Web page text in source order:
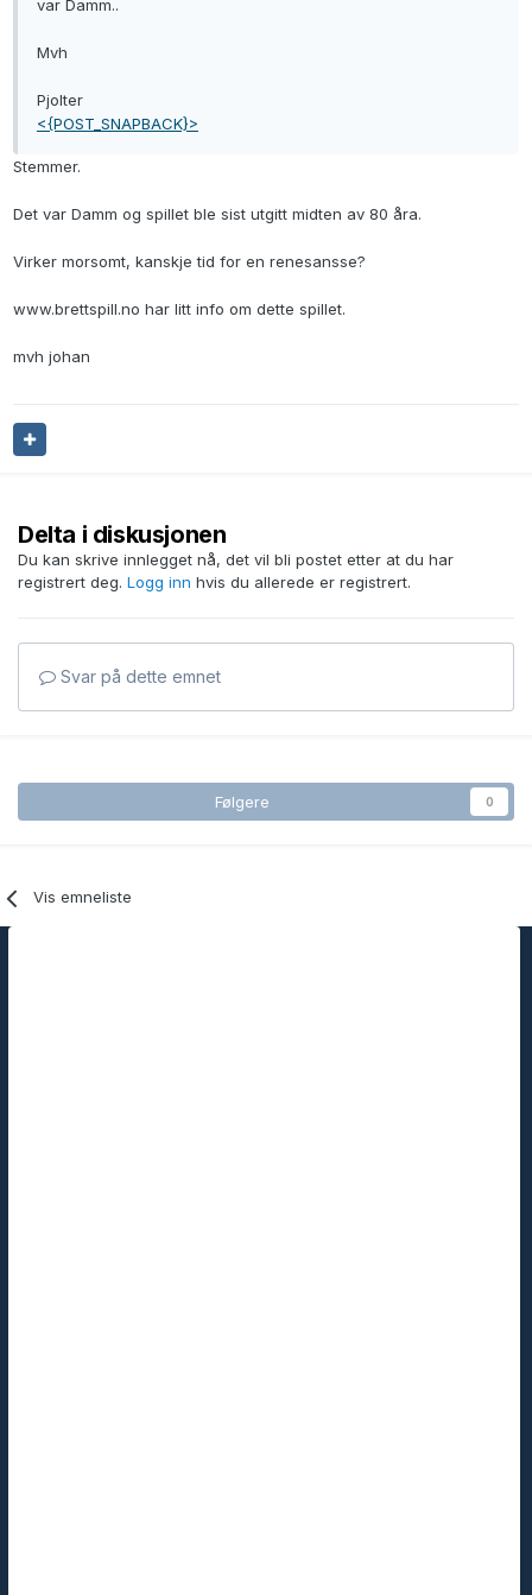
var Damm..
Mvh
Pjolter
<{POST_SNAPBACK}>
Stemmer.
Det var Damm og spillet ble sist utgitt midten av 80 åra.
Virker morsomt, kanskje tid for en renesansse?
www.brettspill.no har litt info om dette spillet.
mvh johan
Delta i diskusjonen
Du kan skrive innlegget nå, det vil bli postet etter at du har
registrert deg. Logg inn hvis du allerede er registrert.
Svar på dette emnet
Følgere 0
Vis emneliste